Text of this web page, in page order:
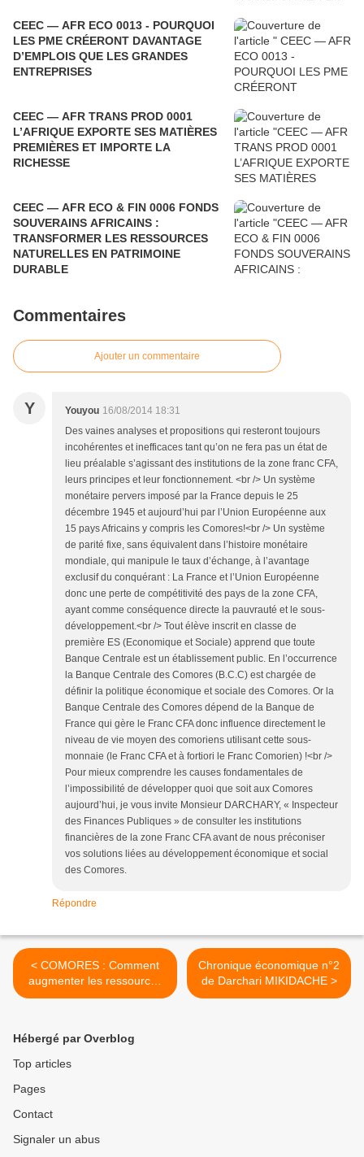
CEEC — AFR ECO 0013 - POURQUOI
LES PME CRÉERONT DAVANTAGE
D’EMPLOIS QUE LES GRANDES
ENTREPRISES
CEEC — AFR TRANS PROD 0001
L’AFRIQUE EXPORTE SES MATIÈRES
PREMIÈRES ET IMPORTE LA
RICHESSE
CEEC — AFR ECO & FIN 0006 FONDS
SOUVERAINS AFRICAINS :
TRANSFORMER LES RESSOURCES
NATURELLES EN PATRIMOINE
DURABLE
Commentaires
Ajouter un commentaire
Y Youyou 16/08/2014 18:31
Des vaines analyses et propositions qui resteront toujours
incohérentes et inefficaces tant qu’on ne fera pas un état de
lieu préalable s’agissant des institutions de la zone franc CFA,
leurs principes et leur fonctionnement. <br /> Un système
monétaire pervers imposé par la France depuis le 25
décembre 1945 et aujourd’hui par l’Union Européenne aux
15 pays Africains y compris les Comores!<br /> Un système
de parité fixe, sans équivalent dans l’histoire monétaire
mondiale, qui manipule le taux d’échange, à l’avantage
exclusif du conquérant : La France et l’Union Européenne
donc une perte de compétitivité des pays de la zone CFA,
ayant comme conséquence directe la pauvrauté et le sous-
développement.<br /> Tout élève inscrit en classe de
première ES (Economique et Sociale) apprend que toute
Banque Centrale est un établissement public. En l’occurrence
la Banque Centrale des Comores (B.C.C) est chargée de
définir la politique économique et sociale des Comores. Or la
Banque Centrale des Comores dépend de la Banque de
France qui gère le Franc CFA donc influence directement le
niveau de vie moyen des comoriens utilisant cette sous-
monnaie (le Franc CFA et à fortiori le Franc Comorien) !<br />
Pour mieux comprendre les causes fondamentales de
l’impossibilité de développer quoi que soit aux Comores
aujourd’hui, je vous invite Monsieur DARCHARY, « Inspecteur
des Finances Publiques » de consulter les institutions
financières de la zone Franc CFA avant de nous préconiser
vos solutions liées au développement économique et social
des Comores.
Répondre
< COMORES : Comment
augmenter les ressources
nationales ?
Chronique économique n°2
de Darchari MIKIDACHE >
Hébergé par Overblog
Top articles
Pages
Contact
Signaler un abus